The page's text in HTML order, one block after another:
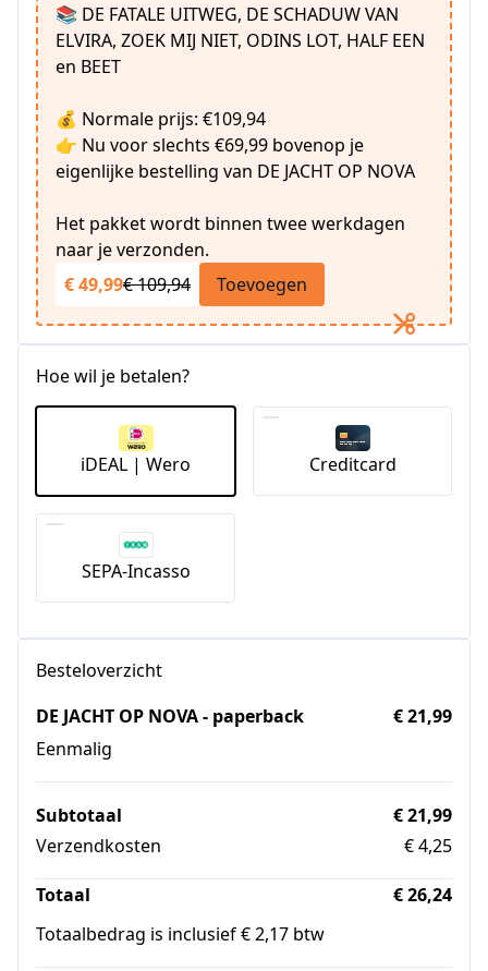
📚 DE FATALE UITWEG, DE SCHADUW VAN
ELVIRA, ZOEK MIJ NIET, ODINS LOT, HALF EEN
en BEET
💰 Normale prijs: €109,94
👉 Nu voor slechts €69,99 bovenop je
eigenlijke bestelling van DE JACHT OP NOVA
Het pakket wordt binnen twee werkdagen
naar je verzonden.
€ 49,99€ 109,94 Toevoegen
Hoe wil je betalen?
iDEAL | Wero Creditcard
SEPA-Incasso
Besteloverzicht
DE JACHT OP NOVA - paperback
Eenmalig
€ 21,99
Subtotaal
€ 21,99
Verzendkosten
€ 4,25
Totaal
€ 26,24
Totaalbedrag is inclusief € 2,17 btw